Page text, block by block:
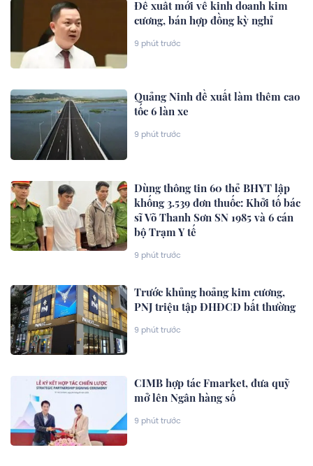
Đề xuất mới về kinh doanh kim
cương, bán hợp đồng kỳ nghỉ
9 phút trước
Quảng Ninh đề xuất làm thêm cao
tốc 6 làn xe
9 phút trước
Dùng thông tin 60 thẻ BHYT lập
khống 3.539 đơn thuốc: Khởi tố bác
sĩ Võ Thanh Sơn SN 1985 và 6 cán
bộ Trạm Y tế
9 phút trước
Trước khủng hoảng kim cương,
PNJ triệu tập ĐHĐCĐ bất thường
9 phút trước
CIMB hợp tác Fmarket, đưa quỹ
mở lên Ngân hàng số
9 phút trước